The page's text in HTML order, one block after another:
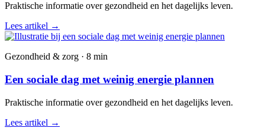
Praktische informatie over gezondheid en het dagelijks leven.
Lees artikel →
Gezondheid & zorg · 8 min
Een sociale dag met weinig energie plannen
Praktische informatie over gezondheid en het dagelijks leven.
Lees artikel →